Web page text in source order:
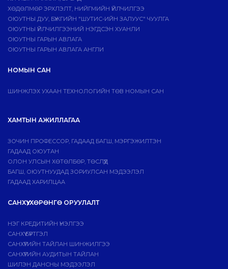
ХӨДӨЛМӨР ЭРХЛЭЛТ, НИЙГМИЙН ҮЙЛЧИЛГЭЭ
ОЮУТНЫ ДУУ, БҮЖГИЙН "ШУТИС-ИЙН ЗАЛУУС" ЧУУЛГА
ОЮУТНЫ ҮЙЛЧИЛГЭЭНИЙ НЭГДСЭН ХУАНЛИ
ОЮУТНЫ ГАРЫН АВЛАГА
ОЮУТНЫ ГАРЫН АВЛАГА АНГЛИ
НОМЫН САН
ШИНЖЛЭХ УХААН ТЕХНОЛОГИЙН ТӨВ НОМЫН САН
ХАМТЫН АЖИЛЛАГАА
ЗОЧИН ПРОФЕССОР, ГАДААД БАГШ, МЭРГЭЖИЛТЭН
ГАДААД ОЮУТАН
ОЛОН УЛСЫН ХӨТӨЛБӨР, ТӨСЛҮҮД
БАГШ, ОЮУТНУУДАД ЗОРИУЛСАН МЭДЭЭЛЭЛ
ГАДААД ХАРИЛЦАА
САНХҮҮ, ХӨРӨНГӨ ОРУУЛАЛТ
НЭГ КРЕДИТИЙН ҮНЭЛГЭЭ
САНХҮҮ БҮРТГЭЛ
САНХҮҮГИЙН ТАЙЛАН ШИНЖИЛГЭЭ
САНХҮҮГИЙН АУДИТЫН ТАЙЛАН
ШИЛЭН ДАНСНЫ МЭДЭЭЛЭЛ